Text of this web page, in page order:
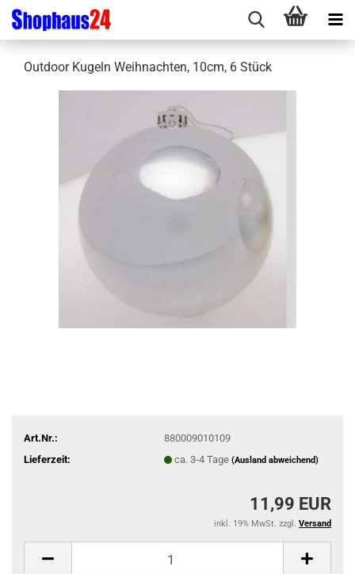
Outdoor Kugeln Weihnachten, 10cm, 6 Stück
Art.Nr.:
880009010109
Lieferzeit:
ca. 3-4 Tage (Ausland abweichend)
11,99 EUR
inkl. 19% MwSt. zzgl. Versand